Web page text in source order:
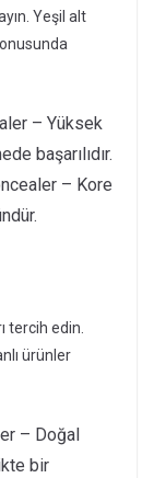
Yeşil alt
– Yüksek
başarılıdır.
– Kore
tercih edin.
ürünler
– Doğal
bir